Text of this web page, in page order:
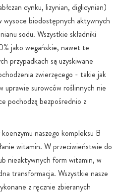
cynku, lizynian, diglicynian)
wysoce biodostępnych aktywnych
sodu. Wszystkie składniki
jako wegańskie, nawet te
przypadkach są uzyskiwane
zwierzęcego - takie jak
uprawie surowców roślinnych nie
pochodzą bezpośrednio z
naszego kompleksu B
witamin. W przeciwieństwie do
nieaktywnych form witamin, w
transformacja. Wszystkie nasze
z ręcznie zbieranych